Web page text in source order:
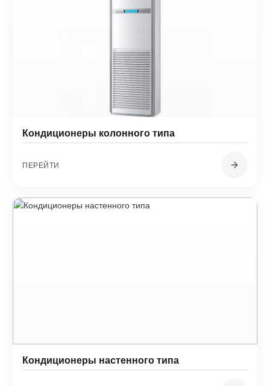
Кондиционеры колонного типа
ПЕРЕЙТИ
Кондиционеры настенного типа